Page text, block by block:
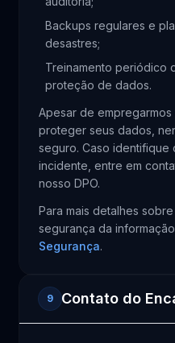
Backups regulares e
desastres;
Treinamento periódico
proteção de dados.
Apesar de
proteger seus dados,
seguro. Caso identifique
incidente, entre em
nosso DPO.
Para mais detalhes
segurança da
Segurança.
9 Contato do